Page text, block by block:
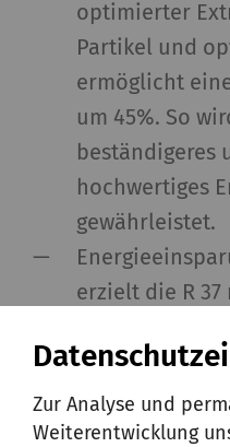
optimierter
Partikel und
ermöglicht
um 45%. So
beständigeres
hochwertiges
gewährleistet.
erzielt die R
Absaugsystem
von bis zu 15%
Zur Analyse und
Weiterentwicklung